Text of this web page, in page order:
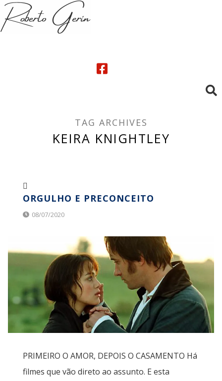
TAG ARCHIVES
KEIRA KNIGHTLEY
ORGULHO E PRECONCEITO
08/07/2020
PRIMEIRO O AMOR, DEPOIS O CASAMENTO Há
filmes que vão direto ao assunto. E esta